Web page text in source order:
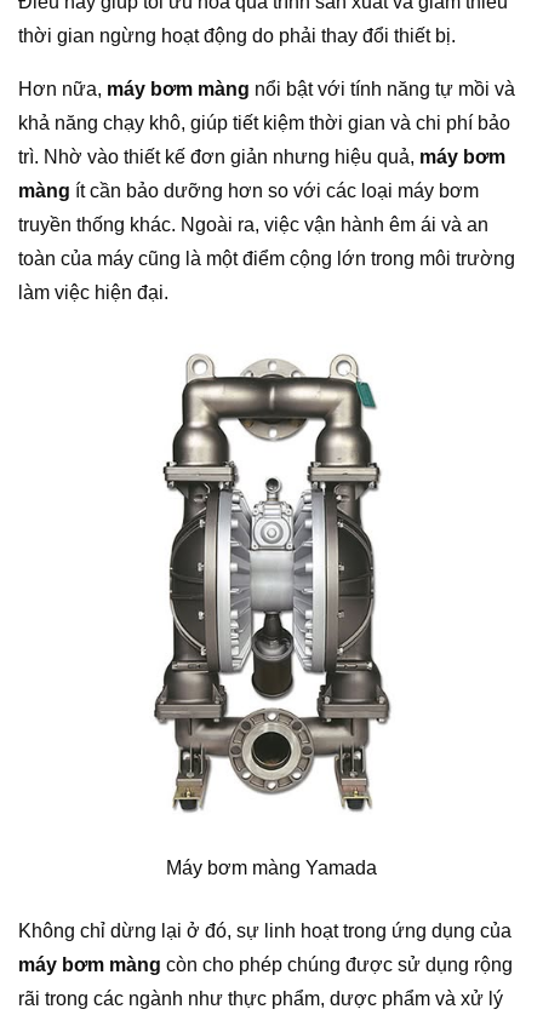
thời gian ngừng hoạt động do phải thay đổi thiết bị.
Hơn nữa, máy bơm màng nổi bật với tính năng tự mồi và
khả năng chạy khô, giúp tiết kiệm thời gian và chi phí bảo
trì. Nhờ vào thiết kế đơn giản nhưng hiệu quả, máy bơm
màng ít cần bảo dưỡng hơn so với các loại máy bơm
truyền thống khác. Ngoài ra, việc vận hành êm ái và an
toàn của máy cũng là một điểm cộng lớn trong môi trường
làm việc hiện đại.
Máy bơm màng Yamada
Không chỉ dừng lại ở đó, sự linh hoạt trong ứng dụng của
máy bơm màng còn cho phép chúng được sử dụng rộng
rãi trong các ngành như thực phẩm, dược phẩm và xử lý